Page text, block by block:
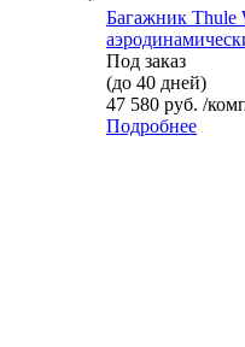
Багажник Thule
Под заказ
(до 40 дней)
47 580 руб. /
Подробнее